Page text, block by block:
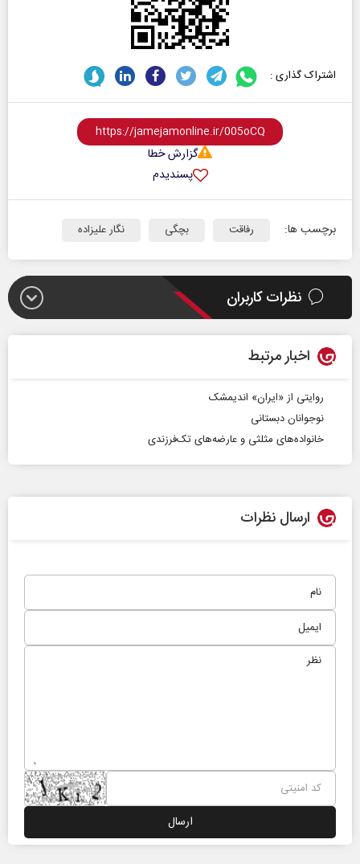
اشتراک گذاری :
گزارش خطا
پسندیدم
برچسب ها: رفاقت بچگی‌ نگار علیزاده
نظرات کاربران
اخبار مرتبط
روایتی از «ایران» اندیمشک
نوجوانان دبستانی
خانواده‌های مثلثی و عارضه‌های تک‌فرزندی
ارسال نظرات